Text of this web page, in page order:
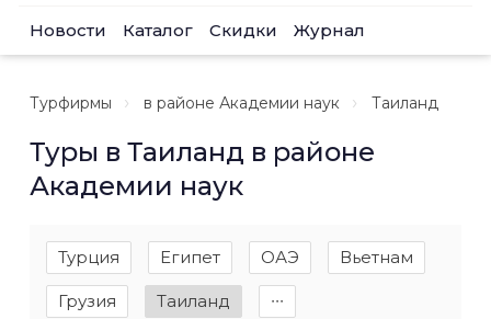
Новости Каталог Скидки Журнал
Турфирмы в районе Академии наук Таиланд
Туры в Таиланд в районе
Академии наук
Турция Египет ОАЭ Вьетнам
Грузия Таиланд ∙∙∙